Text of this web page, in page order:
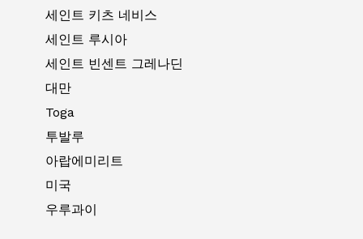
세인트 키츠 네비스
세인트 루시아
세인트 빈센트 그레나딘
대만
Toga
투발루
아랍에미리트
미국
우루과이